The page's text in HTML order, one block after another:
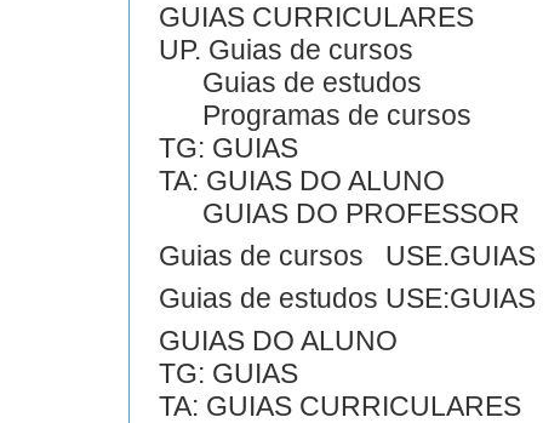
GUIAS CURRICULARES
UP. Guias de cursos
Guias de estudos
Programas de cursos
TG: GUIAS
TA: GUIAS DO ALUNO
GUIAS DO PROFESSOR
Guias de cursos USE.GUIAS
Guias de estudos
GUIAS DO ALUNO
TG: GUIAS
TA: GUIAS CURRICULARES